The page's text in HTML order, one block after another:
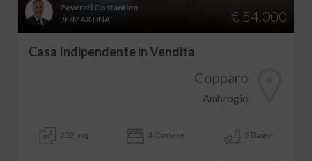
Peverati Costantino
RE/MAX DNA
€ 54.000
Casa Indipendente in Vendita
Copparo
Ambrogio
232 mq 4 Camere 3 Bagni